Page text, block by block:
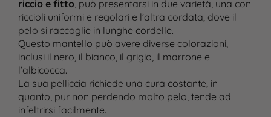
riccio e fitto, può presentarsi in due varietà, una con
riccioli uniformi e regolari e l’altra cordata, dove il
pelo si raccoglie in lunghe cordelle.
Questo mantello può avere diverse colorazioni,
inclusi il nero, il bianco, il grigio, il marrone e
l’albicocca.
La sua pelliccia richiede una cura costante, in
quanto, pur non perdendo molto pelo, tende ad
infeltrirsi facilmente​.